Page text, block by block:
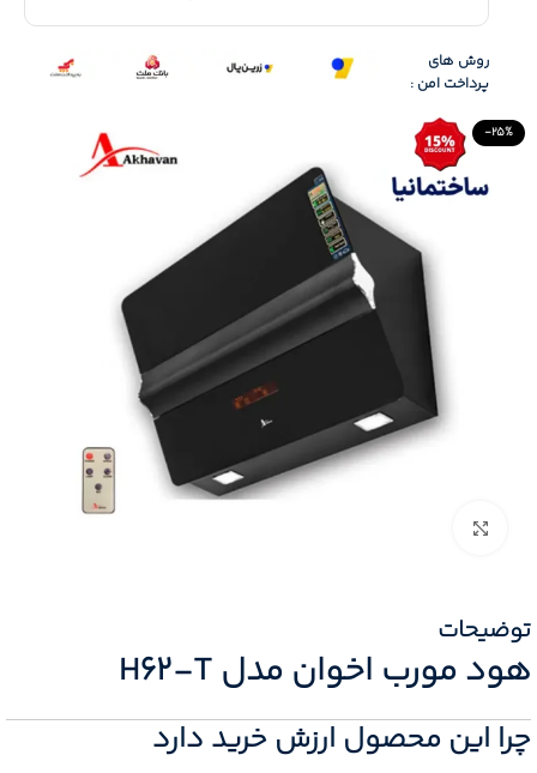
-25%
روش های
پرداخت امن :
توضیحات
هود مورب اخوان مدل H62-T
چرا این محصول ارزش خرید دارد